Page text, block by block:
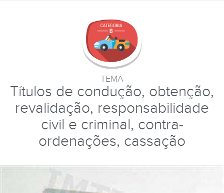
TEMA
Títulos de condução, obtenção,
revalidação, responsabilidade
civil e criminal, contra-
ordenações, cassação